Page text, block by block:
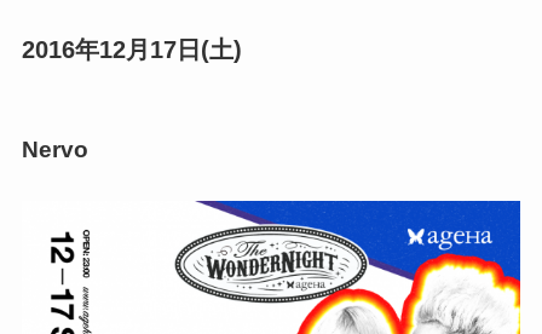
2016年12月17日(土)
Nervo